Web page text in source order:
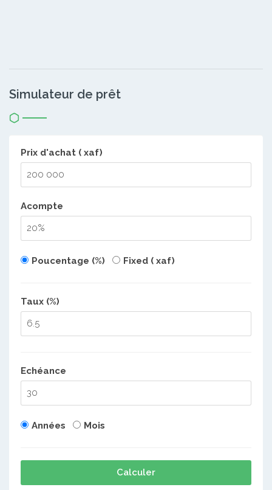
Simulateur de prêt
Prix d'achat ( xaf)
Acompte
Poucentage (%) Fixed ( xaf)
Taux (%)
Echéance
Années Mois
Calculer